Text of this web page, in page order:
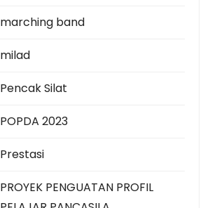
marching band
milad
Pencak Silat
POPDA 2023
Prestasi
PROYEK PENGUATAN PROFIL